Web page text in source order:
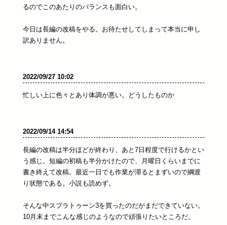
るのでこのあたりのバランスも面白い。
今日は長編の改稿をやる。お待たせしてしまって本当に申し
訳ありません。
2022/09/27 10:02
忙しい上に色々とあり体調が悪い。どうしたものか
2022/09/14 14:54
長編の改稿は半分ほどが終わり、あと7日程度で行けるかとい
う感じ。短編の初稿も半分かけたので、月曜日くらいまでに
書き終えて改稿。最近一日でも作業が滞るとまずいので綱渡
り状態である。小説も読めず。
そんな中スプラトゥーン3を買ったのだがまだできていない。
10月末までこんな感じのようなので頑張りたいところだ。